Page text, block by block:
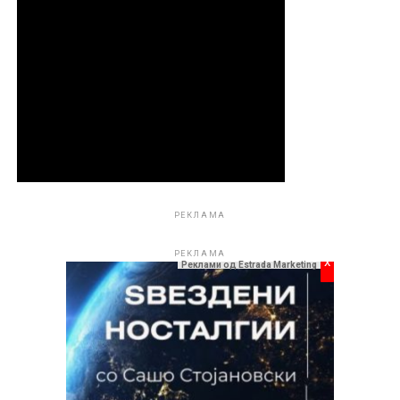
Покрај авторската работа, Славе Димитров остави
РЕКЛАМА
РЕКЛАМА
Реклами од Estrada Marketing x